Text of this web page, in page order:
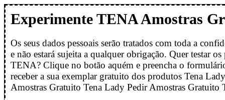
Experimente TENA Amostras
Os seus dados pessoais serão tratados com toda a
e não estará sujeita a qualquer obrigação. Quer testar
TENA? Clique no botão aquém e preencha o
receber a sua exemplar gratuito dos produtos Tena
Amostras Gratuito Tena Lady Pedir Amostras Gratuito